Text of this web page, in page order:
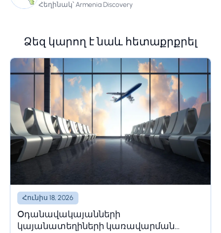
Հեղինակ՝ Armenia Discovery
Ձեզ կարող է նաև հետաքրքրել
Հունիս 18, 2026
Օդանավակայանների
կայանատեղիների կառավարման